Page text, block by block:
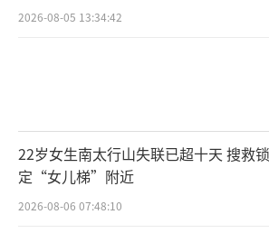
2026-08-05 13:34:42
22岁女生南太行山失联已超十天 搜救锁
定“女儿梯”附近
2026-08-06 07:48:10